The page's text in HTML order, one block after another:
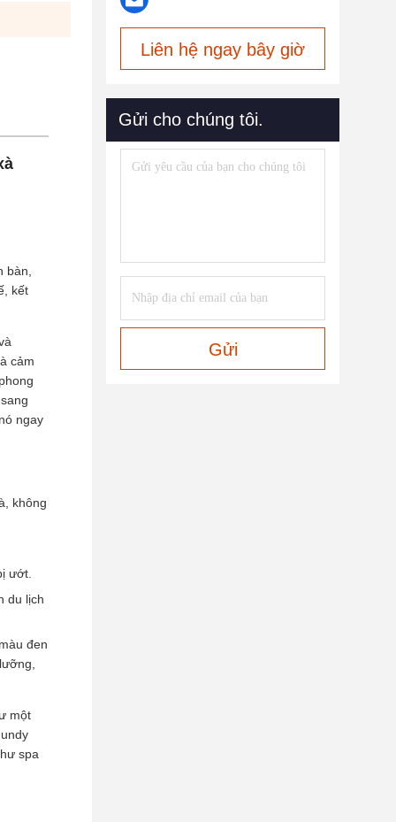
bàn,
kết
cảm
ngay
không
ướt.
du lịch
đen
một
spa
Liên hệ ngay bây giờ
Gửi cho chúng tôi.
Gửi